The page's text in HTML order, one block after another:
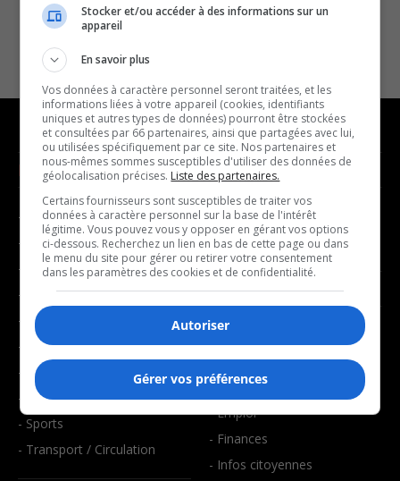
NOUVELLES
- Affaires municipales
- Communauté / Social
- Culture
- Économie
- Éducation
- Environnement
- Faits divers
- Santé et bien-être
- Sports
- Transport / Circulation
MUSIQUE
- Décompte franco
- Joué récemment
BALADOS
- Affaires
- Art de vivre
- Bien-être
- Emploi
- Finances
- Infos citoyennes
Stocker et/ou accéder à des informations sur un
appareil
En savoir plus
Vos données à caractère personnel seront traitées, et les
informations liées à votre appareil (cookies, identifiants
uniques et autres types de données) pourront être stockées
et consultées par 66 partenaires, ainsi que partagées avec lui,
ou utilisées spécifiquement par ce site. Nos partenaires et
nous-mêmes sommes susceptibles d'utiliser des données de
géolocalisation précises. Liste des partenaires.
Certains fournisseurs sont susceptibles de traiter vos
données à caractère personnel sur la base de l'intérêt
légitime. Vous pouvez vous y opposer en gérant vos options
ci-dessous. Recherchez un lien en bas de cette page ou dans
le menu du site pour gérer ou retirer votre consentement
dans les paramètres des cookies et de confidentialité.
Autoriser
Gérer vos préférences